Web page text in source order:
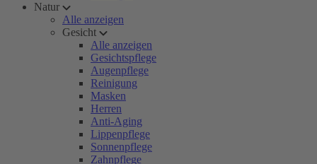
Natur
Alle anzeigen
Gesicht
Alle anzeigen
Gesichtspflege
Augenpflege
Reinigung
Masken
Herren
Anti-Aging
Lippenpflege
Sonnenpflege
Zahnpflege